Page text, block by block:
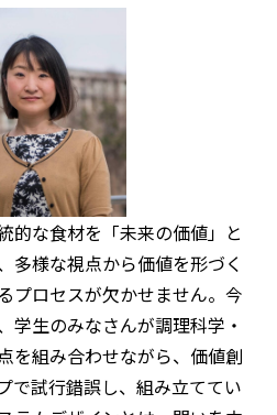
的な食材を「未来の価値」と
多様な視点から価値を形づく
プロセスが欠かせません。今
学生のみなさんが調理科学・
を組み合わせながら、価値創
で試行錯誤し、組み立ててい